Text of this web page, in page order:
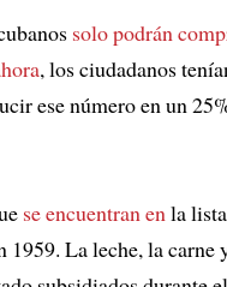
solo podrán
, los ciudadanos
ese número en un
se encuentran enla
1959. La leche, la carne